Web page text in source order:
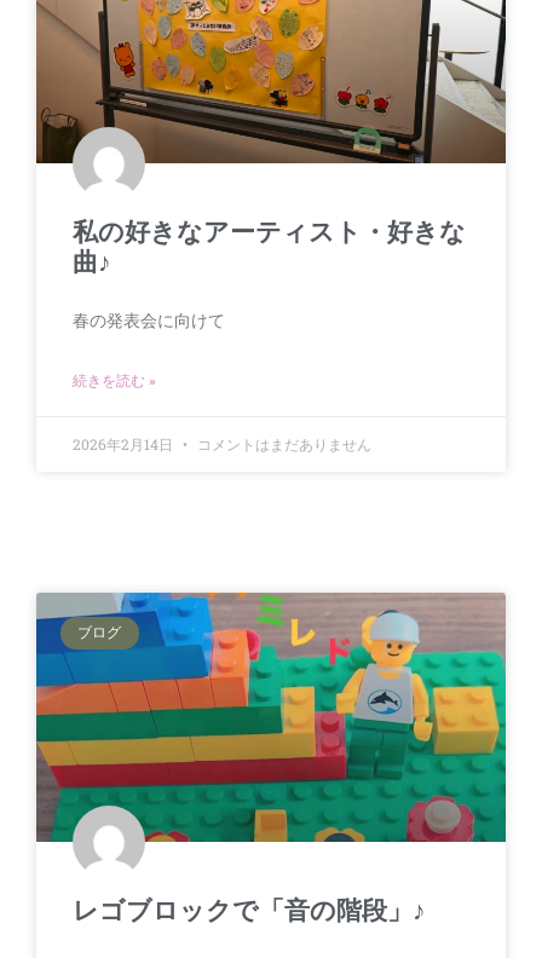
私の好きなアーティスト・好きな
曲♪
春の発表会に向けて
続きを読む »
2026年2月14日 コメントはまだありません
ブログ
レゴブロックで「音の階段」♪